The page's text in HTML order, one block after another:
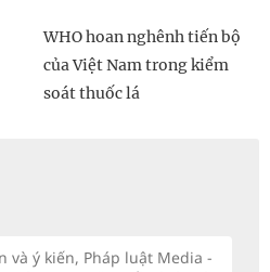
WHO hoan nghênh tiến bộ
của Việt Nam trong kiểm
soát thuốc lá